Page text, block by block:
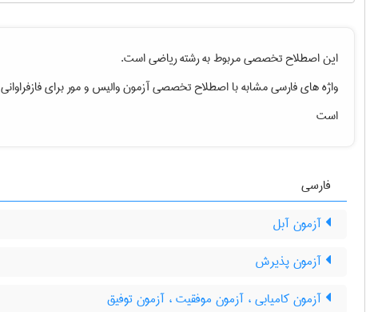
این اصطلاح تخصصی مربوط به رشتهرياضیاست.
واژه های فارسی مشابه با اصطلاح تخصصیآزمون والیس و مور برای فازفراوانی
است
فارسی
آزمون آبل
آزمون پذیرش
آزمون کامیابی ، آزمون موفقیت ، آزمون توفیق